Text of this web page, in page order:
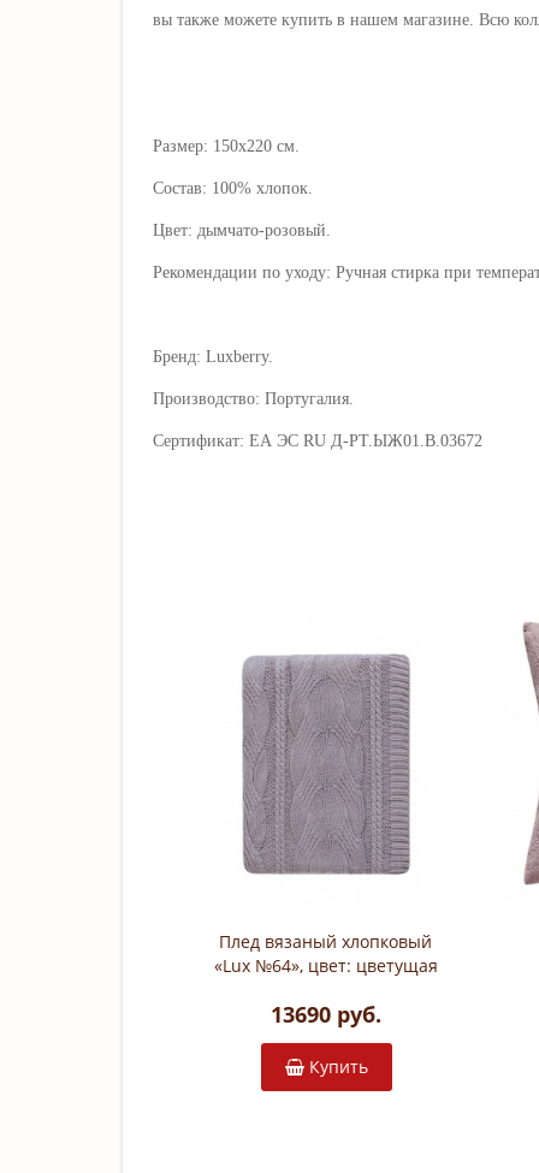
вы также можете купить в нашем магазине. Всю
Размер: 150х220 см.
Состав: 100% хлопок.
Цвет: дымчато-розовый.
Рекомендации по уходу: Ручная стирка при
Бренд: Luxberry.
Производство: Португалия.
Сертификат: ЕА ЭС RU Д-РТ.ЫЖ01.В.03672
Плед вязаный хлопковый
«Lux №64», цвет: цветущая
хлопок)
13690 руб.
Купить